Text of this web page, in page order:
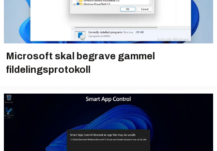
Microsoft skal begrave gammel
fildelingsprotokoll